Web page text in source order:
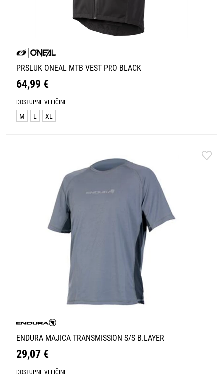
PRSLUK ONEAL MTB VEST PRO BLACK
64,99 €
DOSTUPNE VELIČINE
M L XL
ENDURA MAJICA TRANSMISSION S/S B.LAYER
29,07 €
DOSTUPNE VELIČINE